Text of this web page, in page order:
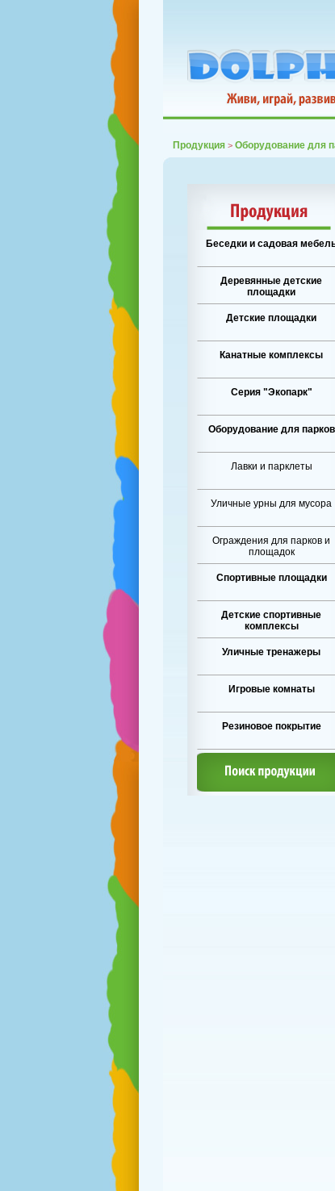
Продукция > Оборудование для
Беседки и садовая
Деревянные детские
площадки
Детские площадки
Канатные комплексы
Серия "Экопарк"
Оборудование для парков
Лавки и парклеты
Уличные урны для мусора
Ограждения для парков и
площадок
Спортивные площадки
Детские спортивные
комплексы
Уличные тренажеры
Игровые комнаты
Резиновое покрытие